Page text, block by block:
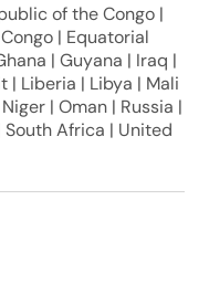
of the Congo |
| Equatorial
| Guyana | Iraq |
| Liberia | Libya | Mali
| Oman | Russia |
South Africa | United